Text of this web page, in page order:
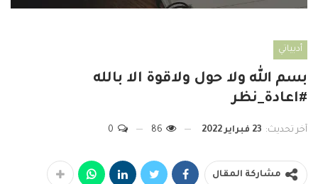
أدبياتي
بسم الله ولا حول ولاقوة الا بالله
#اعادة_نظر
آخر تحديث: 23 فبراير 2022
مشاركة المقال